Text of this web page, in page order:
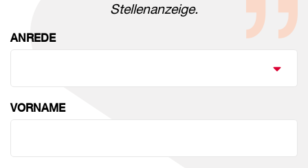
Stellenanzeige.
ANREDE
VORNAME